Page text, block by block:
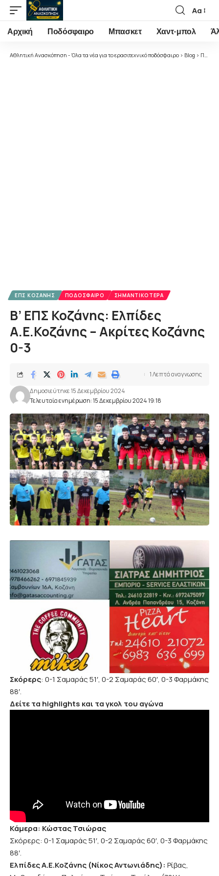
Font
Resizer
Αα
Αρχική Ποδόσφαιρο Μπασκετ Χαντ-μπολ
Αθλητική Ανασκόπηση - Όλα τα νέα για το ερασιτεχνικό ποδόσφαιρο > Blog > Ποδόσφαιρο
ΕΠΣ ΚΟΖΆΝΗΣ ΠΟΔΌΣΦΑΙΡΟ ΣΗΜΑΝΤΙΚΌΤΕΡΑ
B’ EΠΣ Κοζάνης: Ελπίδες
Α.Ε.Κοζάνης – Ακρίτες Κοζάνης
0-3
Τελευταία ενημέρωση: 15 Δεκεμβρίου 2024 19:18
Δημοσιεύτηκε 15 Δεκεμβρίου 2024
1 Λεπτά αναγνωσης
Σκόρερς: 0-1 Σαμαράς 51′, 0-2 Σαμαράς 60′, 0-3 Φαρμάκης
88′.
Δείτε τα highlights και τα γκολ του αγώνα
Κάμερα: Κώστας Τσιώρας
Σκόρερς: 0-1 Σαμαράς 51′, 0-2 Σαμαράς 60′, 0-3 Φαρμάκης
88′.
Eλπίδες Α.Ε.Κοζάνης (Νίκος Αντωνιάδης): Ρίβας,